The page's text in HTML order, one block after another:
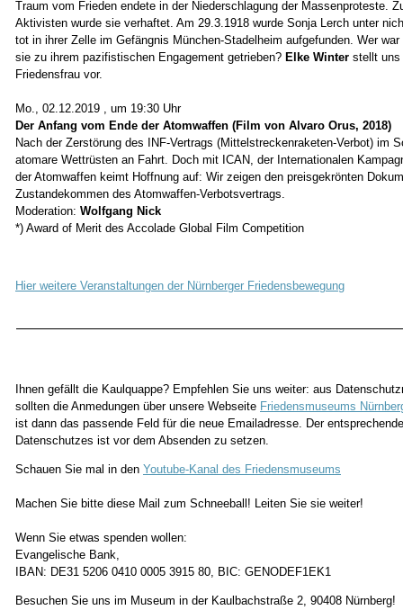
Traum vom Frieden endete in der Niederschlagung der Massenproteste.
Aktivisten wurde sie verhaftet. Am 29.3.1918 wurde Sonja Lerch unter
tot in ihrer Zelle im Gefängnis München-Stadelheim aufgefunden. Wer
sie zu ihrem pazifistischen Engagement getrieben? Elke Winter stellt uns
Friedensfrau vor.
Mo., 02.12.2019 , um 19:30 Uhr
Der Anfang vom Ende der Atomwaffen (Film von Alvaro Orus, 2018)
Nach der Zerstörung des INF-Vertrags (Mittelstreckenraketen-Verbot) im
atomare Wettrüsten an Fahrt. Doch mit ICAN, der Internationalen
der Atomwaffen keimt Hoffnung auf: Wir zeigen den preisgekrönten
Zustandekommen des Atomwaffen-Verbotsvertrags.
Moderation: Wolfgang Nick
*) Award of Merit des Accolade Global Film Competition
Hier weitere Veranstaltungen der Nürnberger Friedensbewegung
Ihnen gefällt die Kaulquappe? Empfehlen Sie uns weiter: aus
sollten die Anmedungen über unsere Webseite Friedensmuseums
ist dann das passende Feld für die neue Emailadresse. Der
Datenschutzes ist vor dem Absenden zu setzen.
Schauen Sie mal in den Youtube-Kanal des Friedensmuseums
Machen Sie bitte diese Mail zum Schneeball! Leiten Sie sie weiter!
Wenn Sie etwas spenden wollen:
Evangelische Bank,
IBAN: DE31 5206 0410 0005 3915 80, BIC: GENODEF1EK1
Besuchen Sie uns im Museum in der Kaulbachstraße 2, 90408 Nürnberg!